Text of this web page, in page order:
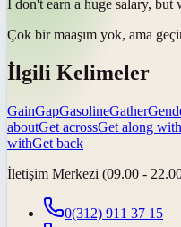
I don't earn a huge salary, but
Çok bir maaşım yok, ama
İlgili Kelimeler
GainGapGasolineGather
aboutGet acrossGet along with
withGet back
İletişim Merkezi (09.00 -
0(312) 911 37 15